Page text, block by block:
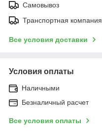
Самовывоз
Транспортная компания
Все условия доставки
Условия оплаты
Наличными
Безналичный расчет
Все условия оплаты